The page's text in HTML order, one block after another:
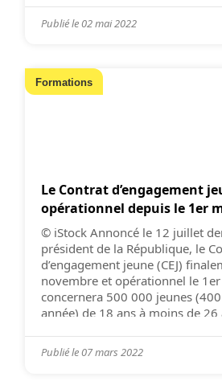
[…]
Publié le02 mai 2022
Formations
Le Contrat d’engagement
opérationnel depuis le 1er
© iStock Annoncé le 12 juillet
président de la République, le
d’engagement jeune (CEJ)
novembre et opérationnel le
concernera 500 000 jeunes
année) de 18 ans à moins de
Publié le07 mars 2022